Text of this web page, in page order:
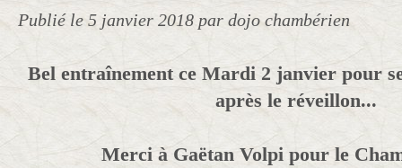
Publié le 5 janvier 2018 par dojo chambérien
Bel entraînement ce Mardi 2 janvier pour
après le réveillon...
Merci à Gaëtan Volpi pour le